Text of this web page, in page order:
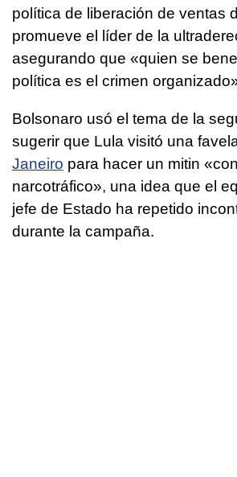
política de liberación de ventas
promueve el líder de la
asegurando que «quien se
política es el crimen
Bolsonaro usó el tema de la
sugerir que Lula visitó una
Janeiro para hacer un mitin
narcotráfico», una idea que el
jefe de Estado ha repetido
durante la campaña.